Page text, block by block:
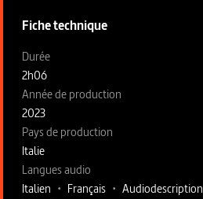
Fiche technique
Fiche technique section gauche
Durée
2h06
Année de production
2023
Pays de production
Italie
Langues audio
Italien • Français • Audiodescription